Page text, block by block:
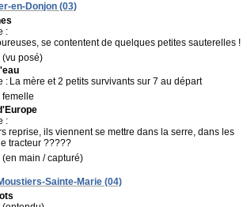
en-Donjon (03)
:
se contentent de quelques petites sauterelles !
(vu posé)
: La mère et 2 petits survivants sur 7 au départ
femelle
:
reprise, ils viennent se mettre dans la serre, dans les
tracteur ?????
(en main / capturé)
Sainte-Marie (04)